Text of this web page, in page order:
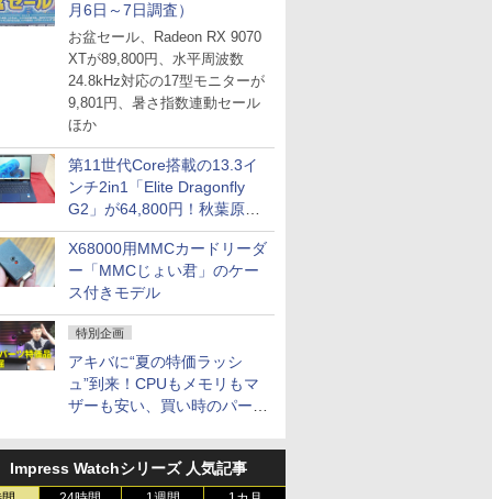
月6日～7日調査）
お盆セール、Radeon RX 9070
XTが89,800円、水平周波数
24.8kHz対応の17型モニターが
9,801円、暑さ指数連動セール
ほか
第11世代Core搭載の13.3イ
ンチ2in1「Elite Dragonfly
G2」が64,800円！秋葉原で
中古PCセール
X68000用MMCカードリーダ
ー「MMCじょい君」のケー
ス付きモデル
特別企画
アキバに“夏の特価ラッシ
ュ”到来！CPUもメモリもマ
ザーも安い、買い時のパーツ
Impress Watchシリーズ 人気記事